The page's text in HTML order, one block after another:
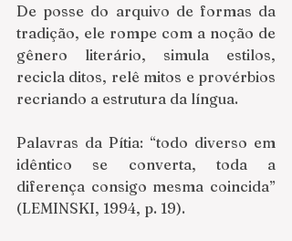
De posse do arquivo de formas da
tradição, ele rompe com a noção de
gênero literário, simula estilos,
recicla ditos, relê mitos e provérbios
recriando a estrutura da língua.
Palavras da Pítia: “todo diverso em
idêntico se converta, toda a
diferença consigo mesma coincida”
(LEMINSKI, 1994, p. 19).